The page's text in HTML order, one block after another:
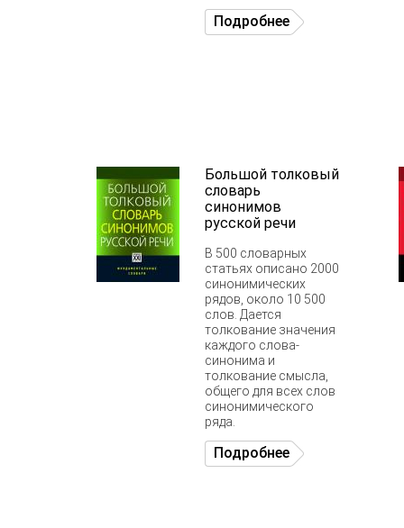
Подробнее
Большой толковый
словарь
синонимов
русской речи
В 500 словарных
статьях описано 2000
синонимических
рядов, около 10 500
слов. Дается
толкование значения
каждого слова-
синонима и
толкование смысла,
общего для всех слов
синонимического
ряда.
Подробнее